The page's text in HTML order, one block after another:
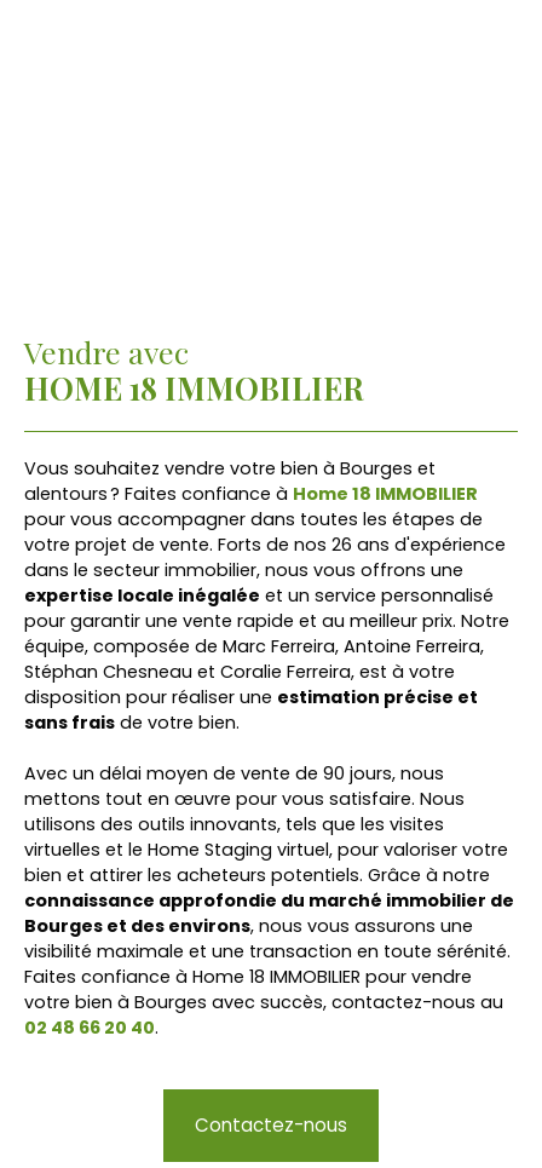
Vendre avec
HOME 18 IMMOBILIER
Vous souhaitez vendre votre bien à Bourges et
alentours ? Faites confiance à Home 18 IMMOBILIER
pour vous accompagner dans toutes les étapes de
votre projet de vente. Forts de nos 26 ans d'expérience
dans le secteur immobilier, nous vous offrons une
expertise locale inégalée et un service personnalisé
pour garantir une vente rapide et au meilleur prix. Notre
équipe, composée de Marc Ferreira, Antoine Ferreira,
Stéphan Chesneau et Coralie Ferreira, est à votre
disposition pour réaliser une estimation précise et
sans frais de votre bien.
Avec un délai moyen de vente de 90 jours, nous
mettons tout en œuvre pour vous satisfaire. Nous
utilisons des outils innovants, tels que les visites
virtuelles et le Home Staging virtuel, pour valoriser votre
bien et attirer les acheteurs potentiels. Grâce à notre
connaissance approfondie du marché immobilier de
Bourges et des environs, nous vous assurons une
visibilité maximale et une transaction en toute sérénité.
Faites confiance à Home 18 IMMOBILIER pour vendre
votre bien à Bourges avec succès, contactez-nous au
02 48 66 20 40.
Contactez-nous